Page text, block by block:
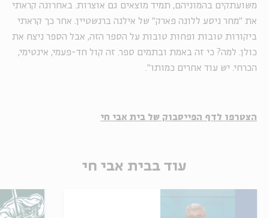
משועתקים בהמוניהם, תמיד מוצאים גם אוצרות. באחרונה קראתי
את "מחר ניסע ללונה פארק" של אילנה ברנשטיין. אחר כך קראתי
ביקורות טובות ופחות טובות על הספר הזה, אבל הספר ניצח את
כולן. למה? כי זה באמת ובתמים ספר. זה קול חד-פעמי, אינטימי,
הכרחי. יש עוד אחרים כמותו".
הצטרפו לדף הפייסבוק של בית אבי חי
עוד בבית אבי חי